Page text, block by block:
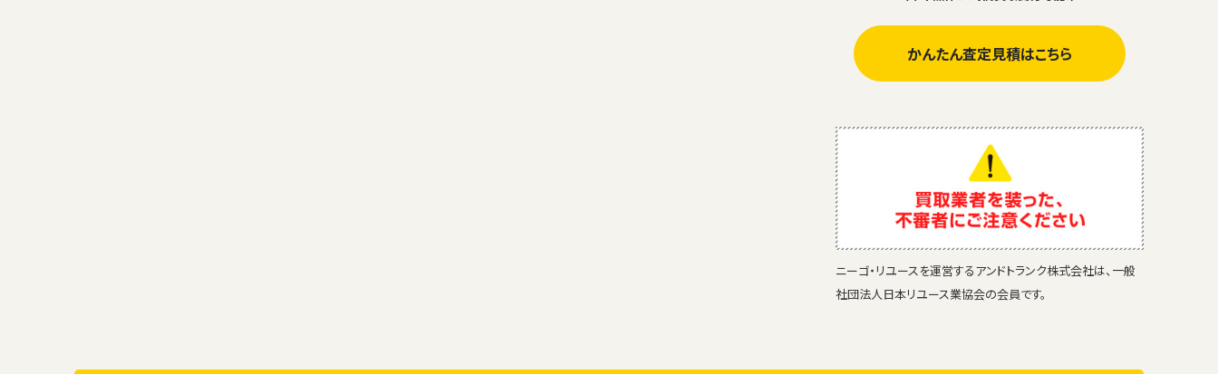
かんたん査定見積はこちら
ニーゴ・リユースを運営するアンドトランク株式会社は、一般
社団法人日本リユース業協会の会員です。